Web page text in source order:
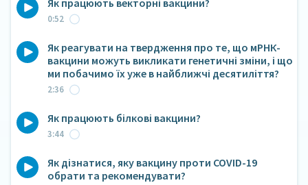
0:52
Як реагувати на твердження про те, що мРНК-
вакцини можуть викликати генетичні зміни, і що
ми побачимо їх уже в найближчі десятиліття?
2:36
Як працюють білкові вакцини?
3:44
Як дізнатися, яку вакцину проти COVID-19
обрати та рекомендувати?